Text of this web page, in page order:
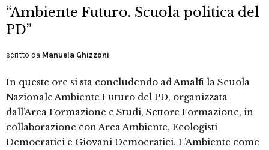
“Ambiente Futuro. Scuola politica del
PD”
scritto da Manuela Ghizzoni
In queste ore si sta concludendo ad Amalfi la Scuola
Nazionale Ambiente Futuro del PD, organizzata
dall’Area Formazione e Studi, Settore Formazione, in
collaborazione con Area Ambiente, Ecologisti
Democratici e Giovani Democratici. L’Ambiente come